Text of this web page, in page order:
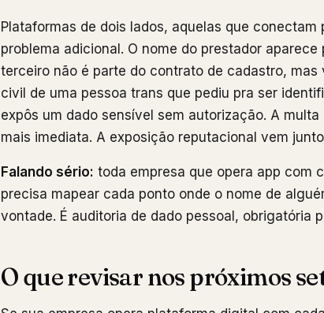
Plataformas de dois lados, aquelas que
problema adicional. O nome do prestador
terceiro não é parte do contrato de cadastro, mas
civil de uma pessoa trans que pediu pra ser
expôs um dado sensível sem autorização. A
mais imediata. A exposição reputacional vem
Falando sério: toda empresa que opera app com
precisa mapear cada ponto onde o nome de
vontade. É auditoria de dado pessoal, obrigatória
O que revisar nos próximos